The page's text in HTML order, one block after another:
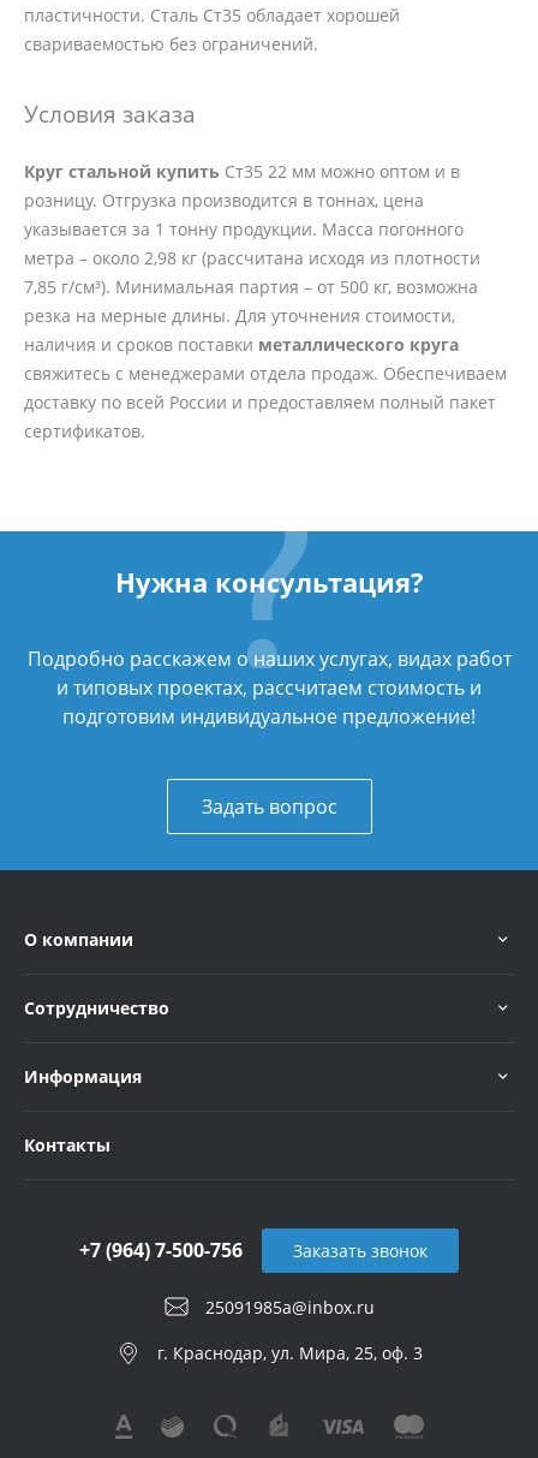
пластичности. Сталь Ст35 обладает хорошей
свариваемостью без ограничений.
Условия заказа
Круг стальной купить Ст35 22 мм можно оптом и в
розницу. Отгрузка производится в тоннах, цена
указывается за 1 тонну продукции. Масса погонного
метра – около 2,98 кг (рассчитана исходя из плотности
7,85 г/см³). Минимальная партия – от 500 кг, возможна
резка на мерные длины. Для уточнения стоимости,
наличия и сроков поставки металлического круга
свяжитесь с менеджерами отдела продаж. Обеспечиваем
доставку по всей России и предоставляем полный пакет
сертификатов.
Нужна консультация?
Подробно расскажем о наших услугах, видах работ
и типовых проектах, рассчитаем стоимость и
подготовим индивидуальное предложение!
Задать вопрос
О компании
Сотрудничество
Информация
Контакты
25091985a@inbox.ru
+7 (964) 7-500-756
г. Краснодар, ул. Мира, 25, оф. 3
Заказать звонок